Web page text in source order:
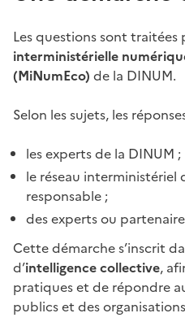
Les questions sont traitées
interministérielle
(MiNumEco) de la DINUM.
Selon les sujets, les
les experts de la DINUM ;
le réseau interministériel
responsable ;
des experts ou
Cette démarche s’inscrit
d’intelligence collective,
pratiques et de répondre
publics et des